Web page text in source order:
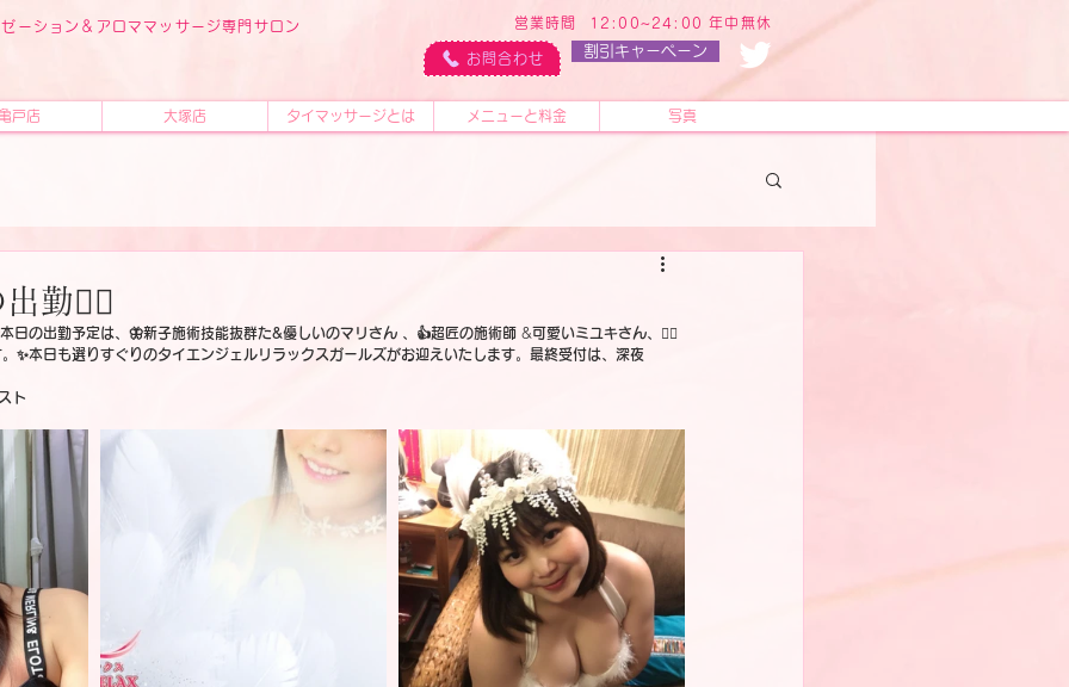
ーション＆アロママッサージ専門サロン 営業時間 12:00~24:00 年中無休
お問合わせ 割引キャーペーン
戸店 大塚店 タイマッサージとは メニューと料金 写真
勤🧚‍♂️
日の出勤予定は、🦋新子施術技能抜群た&優しいのマリさん 、👍超匠の施術師 &可愛いミユキさん、 🧚‍♀️
✨本日も選りすぐりのタイエンジェルリラックスガールズがお迎えいたします。最終受付は、深夜
ト